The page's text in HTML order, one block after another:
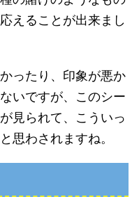
えることが出来まし
ったり、印象が悪か
いですが、このシー
見られて、こういっ
思わされますね。